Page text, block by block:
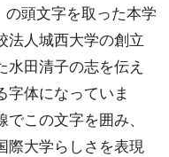
の頭文字を取った本学
法人城西大学の創立
水田清子の志を伝え
字体になっていま
この文字を囲み、
際大学らしさを表現